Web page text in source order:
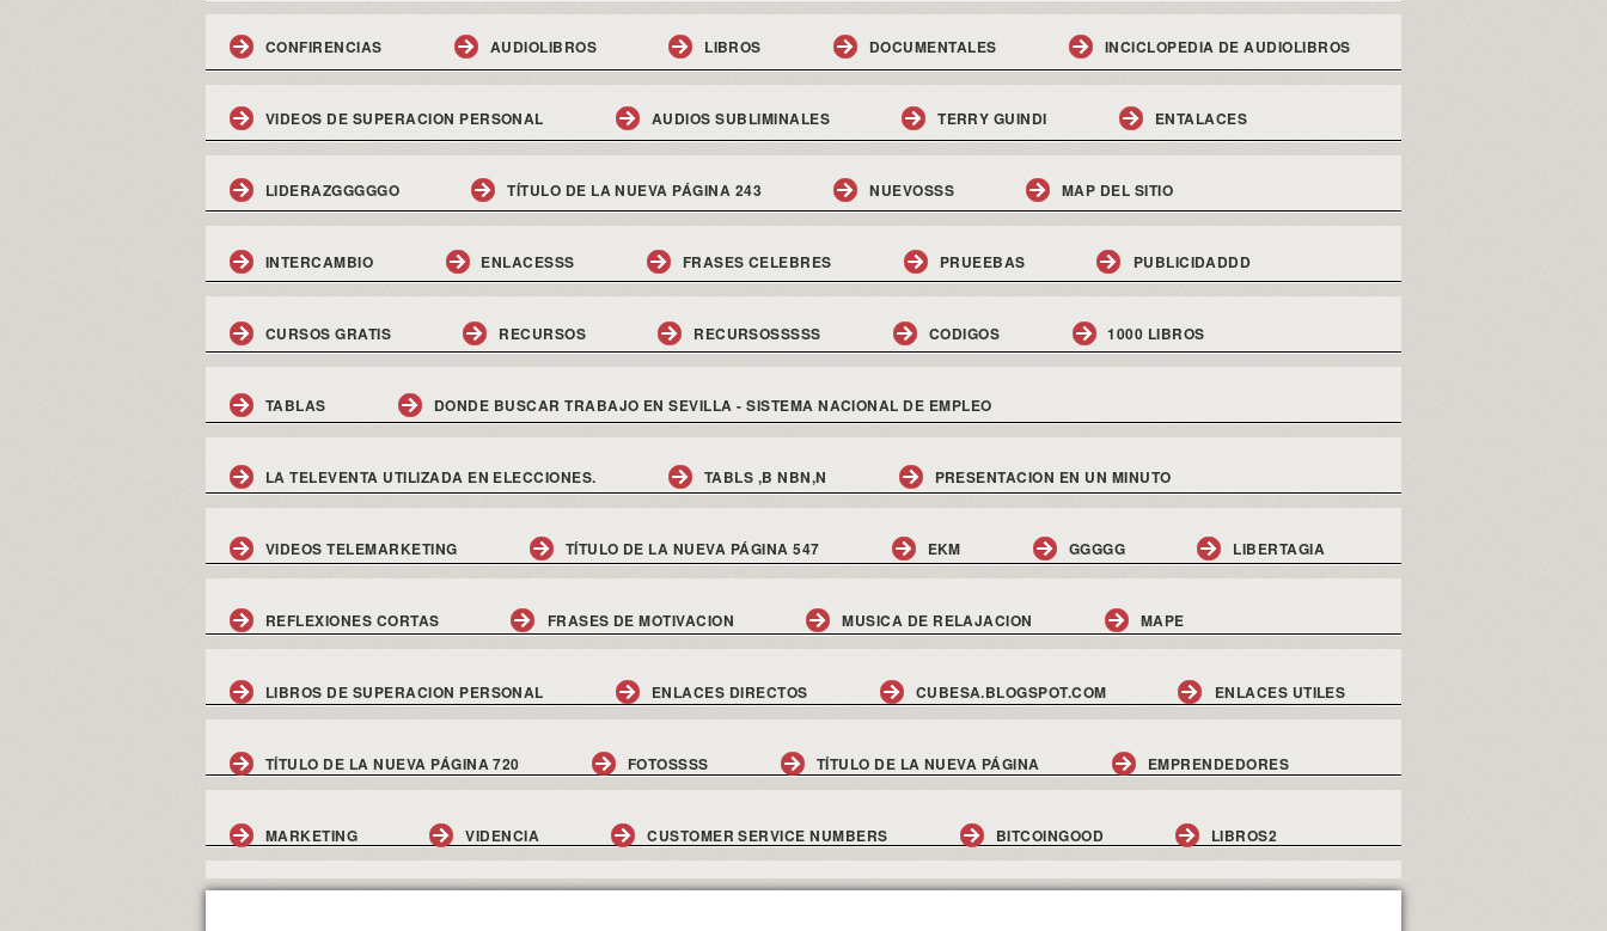
CONFIRENCIAS AUDIOLIBROS LIBROS DOCUMENTALES INCICLOPEDIA DE AUDIOLIBROS
VIDEOS DE SUPERACION PERSONAL AUDIOS SUBLIMINALES TERRY GUINDI ENTALACES
LIDERAZGGGGGO TÍTULO DE LA NUEVA PÁGINA 243 NUEVOSSS MAP DEL SITIO
INTERCAMBIO ENLACESSS FRASES CELEBRES PRUEEBAS PUBLICIDADDD
CURSOS GRATIS RECURSOS RECURSOSSSSS CODIGOS 1000 LIBROS
TABLAS DONDE BUSCAR TRABAJO EN SEVILLA - SISTEMA NACIONAL DE EMPLEO
LA TELEVENTA UTILIZADA EN ELECCIONES. TABLS ,B NBN,N PRESENTACION EN UN MINUTO
VIDEOS TELEMARKETING TÍTULO DE LA NUEVA PÁGINA 547 EKM GGGGG LIBERTAGIA
REFLEXIONES CORTAS FRASES DE MOTIVACION MUSICA DE RELAJACION MAPE
LIBROS DE SUPERACION PERSONAL ENLACES DIRECTOS CUBESA.BLOGSPOT.COM ENLACES UTILES
TÍTULO DE LA NUEVA PÁGINA 720 FOTOSSSS TÍTULO DE LA NUEVA PÁGINA EMPRENDEDORES
MARKETING VIDENCIA CUSTOMER SERVICE NUMBERS BITCOINGOOD LIBROS2